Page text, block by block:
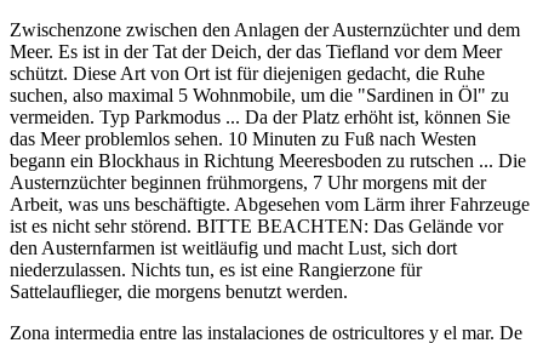
Zwischenzone zwischen den Anlagen der Austernzüchter und dem
Meer. Es ist in der Tat der Deich, der das Tiefland vor dem Meer
schützt. Diese Art von Ort ist für diejenigen gedacht, die Ruhe
suchen, also maximal 5 Wohnmobile, um die "Sardinen in Öl" zu
vermeiden. Typ Parkmodus ... Da der Platz erhöht ist, können Sie
das Meer problemlos sehen. 10 Minuten zu Fuß nach Westen
begann ein Blockhaus in Richtung Meeresboden zu rutschen ... Die
Austernzüchter beginnen frühmorgens, 7 Uhr morgens mit der
Arbeit, was uns beschäftigte. Abgesehen vom Lärm ihrer Fahrzeuge
ist es nicht sehr störend. BITTE BEACHTEN: Das Gelände vor
den Austernfarmen ist weitläufig und macht Lust, sich dort
niederzulassen. Nichts tun, es ist eine Rangierzone für
Sattelauflieger, die morgens benutzt werden.
Zona intermedia entre las instalaciones de ostricultores y el mar. De